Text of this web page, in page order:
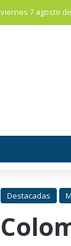
viernes 7 agosto
Destacadas